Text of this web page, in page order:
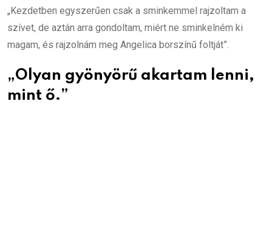
„Kezdetben egyszerűen csak a sminkemmel rajzoltam a
szívet, de aztán arra gondoltam, miért ne sminkelném ki
magam, és rajzolnám meg Angelica borszínű foltját”.
„Olyan gyönyörű akartam lenni,
mint ő.”